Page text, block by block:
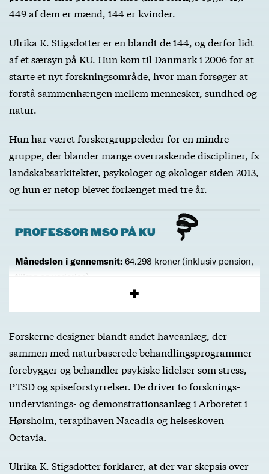
449 af dem er mænd, 144 er kvinder.
Ulrika K. Stigsdotter er en blandt de 144, og derfor lidt
af et særsyn på KU. Hun kom til Danmark i 2006 for at
starte et nyt forskningsområde, hvor man forsøger at
forstå sammenhængen mellem mennesker, sundhed og
natur.
Hun har været forskergruppeleder for en mindre
gruppe, der blander mange overraskende discipliner, fx
landskabsarkitekter, psykologer og økologer siden 2013,
og hun er netop blevet forlænget med tre år.
PROFESSOR MSO PÅ KU
Månedsløn i gennemsnit: 64.298 kroner (inklusiv pension,
tillæg og vederlag)
98 (96 årsværk)
Forskerne designer blandt andet haveanlæg, der
sammen med naturbaserede behandlingsprogrammer
forebygger og behandler psykiske lidelser som stress,
PTSD og spiseforstyrrelser. De driver to forsknings-
undervisnings- og demonstrationsanlæg i Arboretet i
Hørsholm, terapihaven Nacadia og helseskoven
Octavia.
Ulrika K. Stigsdotter forklarer, at der var skepsis over